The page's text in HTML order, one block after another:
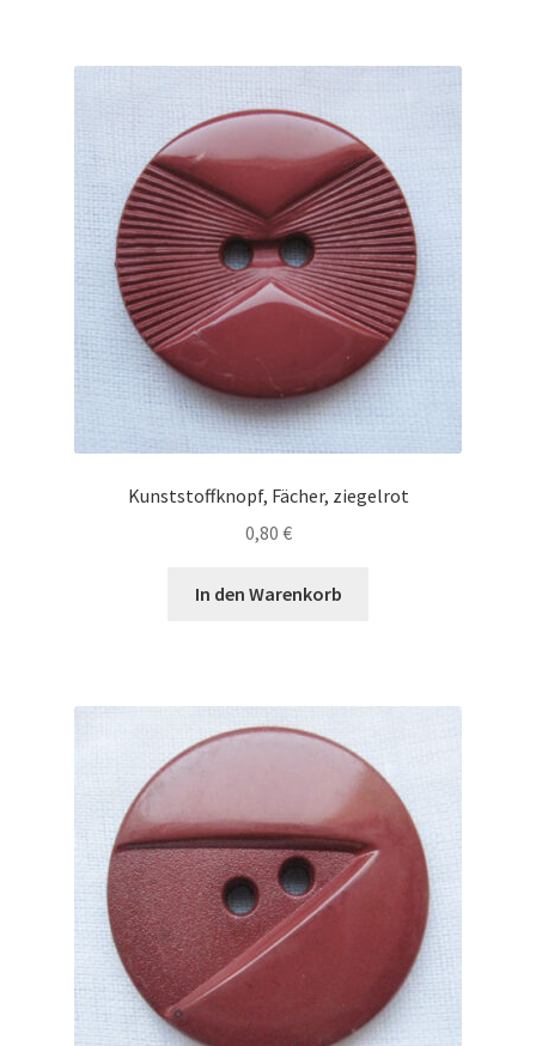
Kunststoffknopf, Fächer, ziegelrot
0,80 €
In den Warenkorb